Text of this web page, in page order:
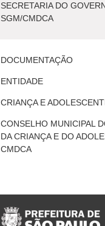
SECRETARIA DO
SGM/CMDCA
DOCUMENTAÇÃO
ENTIDADE
CRIANÇA E
CONSELHO MUNICIPAL
DA CRIANÇA E DO
CMDCA